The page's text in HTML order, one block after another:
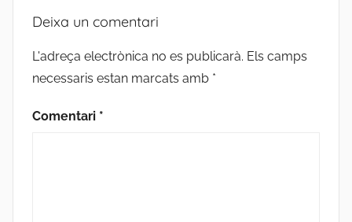
Deixa un comentari
L'adreça electrònica no es publicarà. Els camps
necessaris estan marcats amb *
Comentari *